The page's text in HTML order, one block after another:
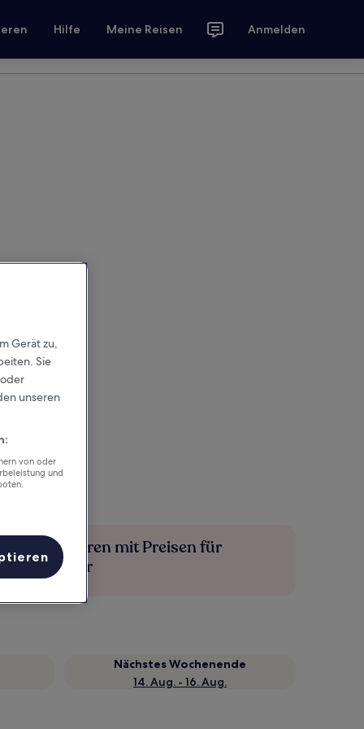
Hilfe Meine Reisen Anmelden
Mehr sparen mit Preisen für
Mitglieder
Nächstes Wochenende
14. Aug. - 16. Aug.
Gerät zu,
Sie
unseren
von oder
und